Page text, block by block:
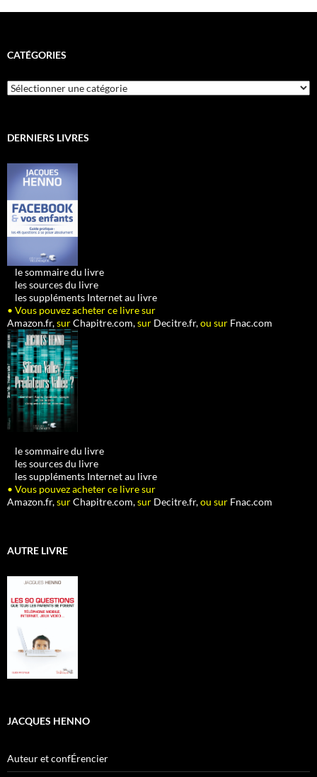
CATÉGORIES
Catégories
DERNIERS LIVRES
le sommaire du livre
les sources du livre
les suppléments Internet au livre
• Vous pouvez acheter ce livre sur
Amazon.fr,surChapitre.com,sur Decitre.fr,ou sur Fnac.com
le sommaire du livre
les sources du livre
les suppléments Internet au livre
• Vous pouvez acheter ce livre sur
Amazon.fr,surChapitre.com,sur Decitre.fr,ou sur Fnac.com
AUTRE LIVRE
JACQUES HENNO
Auteur et confÉrencier